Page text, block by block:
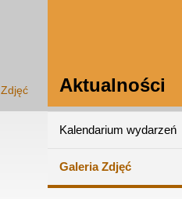
Aktualności
Kalendarium wydarzeń
Galeria Zdjęć